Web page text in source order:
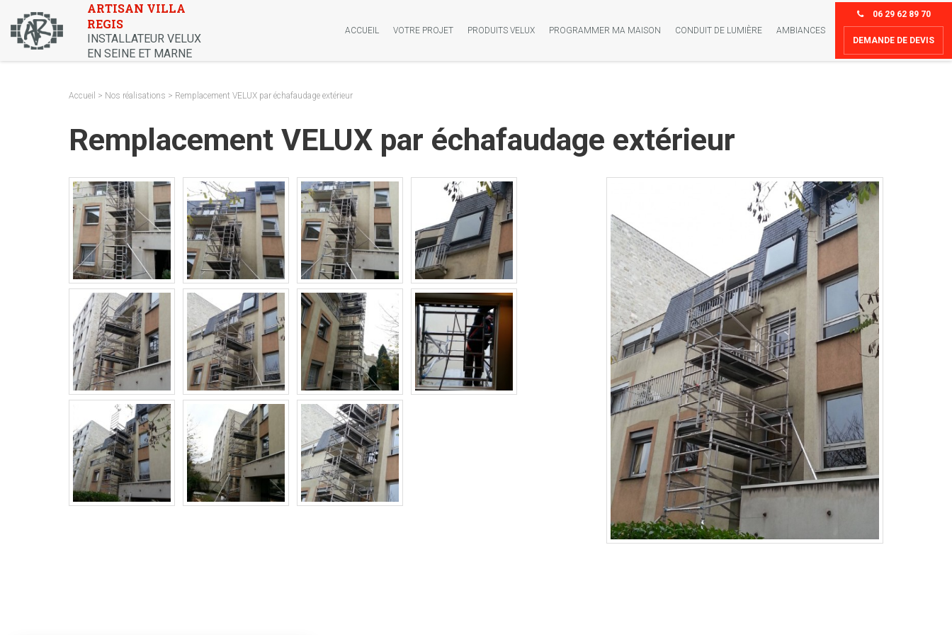
content
ARTISAN VILLA
REGIS
INSTALLATEUR VELUX
EN SEINE ET MARNE
ACCUEIL VOTRE PROJET PRODUITS VELUX PROGRAMMER MA MAISON CONDUIT DE LUMIÈRE AMBIANCES
06 29 62 89 70
DEMANDE DE DEVIS
Accueil > Nos réalisations > Remplacement VELUX par échafaudage extérieur
Remplacement VELUX par échafaudage extérieur